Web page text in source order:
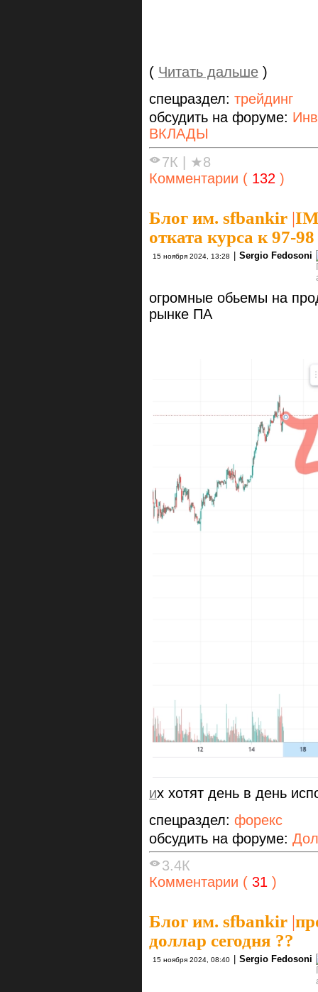
( Читать дальше )
спецраздел: трейдинг
обсудить на форуме:
ВКЛАДЫ
7К | ★8
Комментарии ( 132 )
Блог им. sfbankir |
отката курса к 97-
15 ноября 2024, 13:28 | Sergio Fedosoni
огромные обьемы на
рынке ПА
их хотят день в день
спецраздел: форекс
обсудить на форуме:
3.4К
Комментарии ( 31 )
Блог им. sfbankir |
доллар сегодня ??
15 ноября 2024, 08:40 Sergio Fedosoni